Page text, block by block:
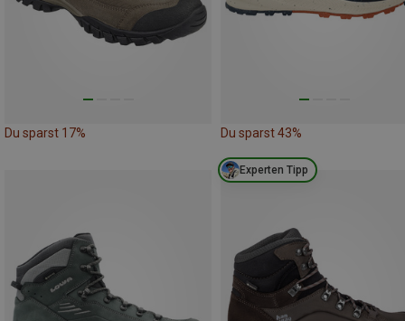
Du sparst 17% Du sparst 43%
Experten Tipp